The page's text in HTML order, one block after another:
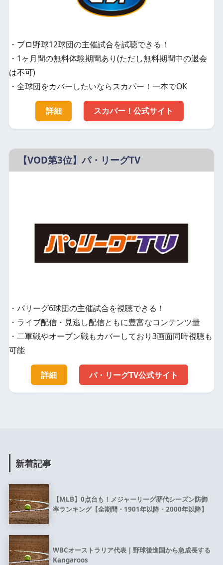
・プロ野球12球団の主催試合を試聴できる！
・1ヶ月間の無料体験期間あり(ただし無料期間中の退会
は不可)
・全球団をカバーしたいならスカパー！一本でOK
詳細 スカパー！公式サイト
【VOD第3位】パ・リーグTV
・パリーグ6球団の主催試合を視聴できる！
・ライブ配信・見逃し配信ともに豊富なコンテンツ量
・二軍戦やオープン戦もカバーしており3画面同時視聴も
可能
詳細 パ・リーグTV公式サイト
新着記事
【MLB】0点台も！メジャーリーグ歴代シーズン防御
率ランキング【全期間・1901年以降・2000年以降】
WBCオーストラリア代表｜野球後進国から急成長する
Kangaroos